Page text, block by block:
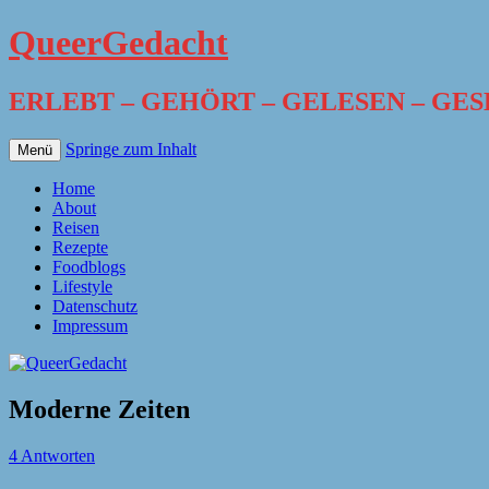
QueerGedacht
ERLEBT – GEHÖRT – GELESEN –
Menü Springe zum Inhalt
Home
About
Reisen
Rezepte
Foodblogs
Lifestyle
Datenschutz
Impressum
Moderne Zeiten
4 Antworten